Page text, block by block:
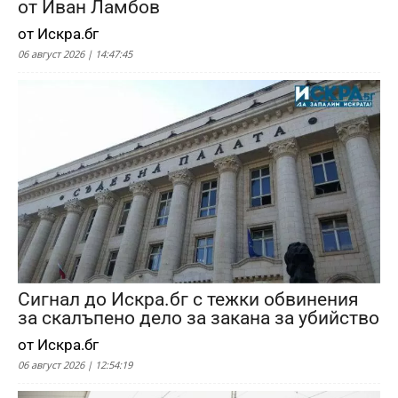
от Иван Ламбов
от Искра.бг
06 август 2026 | 14:47:45
Сигнал до Искра.бг с тежки обвинения
за скалъпено дело за закана за убийство
от Искра.бг
06 август 2026 | 12:54:19